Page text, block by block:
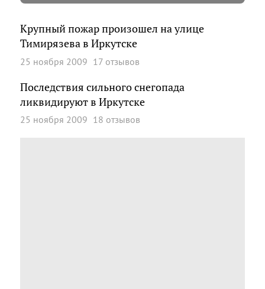
Крупный пожар произошел на улице
Тимирязева в Иркутске
25 ноября 2009 17 отзывов
Последствия сильного снегопада
ликвидируют в Иркутске
25 ноября 2009 18 отзывов